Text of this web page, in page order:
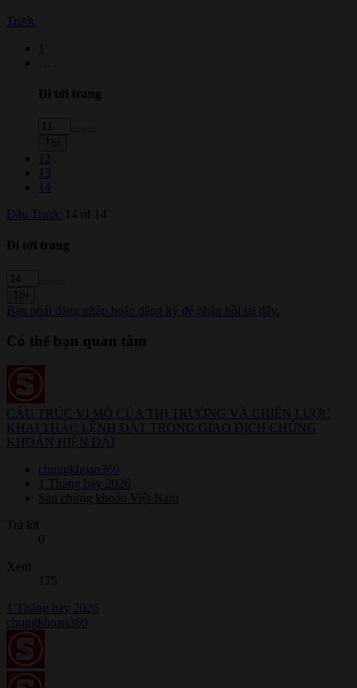
Trước
Đi tới trang
13
14
Đầu
Trước 14 of 14
Đi tới trang
Bạn phải đăng nhập hoặc đăng ký để phản hồi tại đây.
Có thể bạn quan tâm
CẤU TRÚC VI MÔ CỦA THỊ TRƯỜNG VÀ CHIẾN LƯỢC
KHAI THÁC LỆNH ĐẶT TRONG GIAO DỊCH CHỨNG
KHOÁN HIỆN ĐẠI
chungkhoan360
1 Tháng bảy 2026
Sàn chứng khoán Việt Nam
Trả lời
0
Xem
175
1 Tháng bảy 2026
chungkhoan360